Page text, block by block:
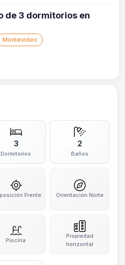
de 3 dormitorios en
Montevideo
3
Dormitorios
2
Baños
Frente Orientación Norte
Piscina
Propiedad
horizontal